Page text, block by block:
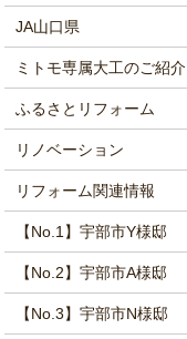
JA山口県
ミトモ専属大工のご紹介
ふるさとリフォーム
リノベーション
リフォーム関連情報
【No.1】宇部市Y様邸
【No.2】宇部市A様邸
【No.3】宇部市N様邸